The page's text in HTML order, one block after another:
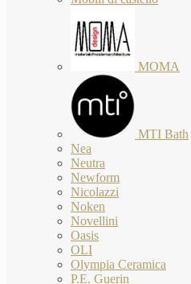
MOMA
MTI Bath
Nea
Neutra
Newform
Nicolazzi
Noken
Novellini
Oasis
OLI
Olympia Ceramica
P.E. Guerin